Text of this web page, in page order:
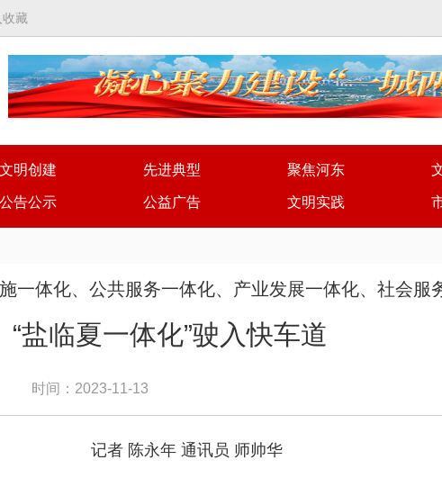
收藏
文明创建
公告公示
先进典型
公益广告
聚焦河东
文明实践
一体化、公共服务一体化、产业发展一体化、社会服
“盐临夏一体化”驶入快车道
时间：2023-11-13
记者 陈永年 通讯员 师帅华